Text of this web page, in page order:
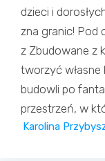
dzieci i
zna granic! Pod
z Zbudowane z
tworzyć
budowli po
przestrzeń, w
Karolina